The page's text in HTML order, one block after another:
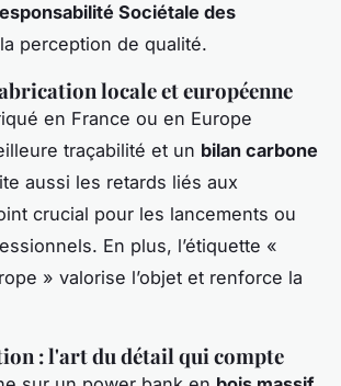
Sociétale des
perception de qualité.
locale et européenne
en France ou en Europe
traçabilité et un bilan carbone
aussi les retards liés aux
crucial pour les lancements ou
En plus, l’étiquette «
» valorise l’objet et renforce la
: l'art du détail qui compte